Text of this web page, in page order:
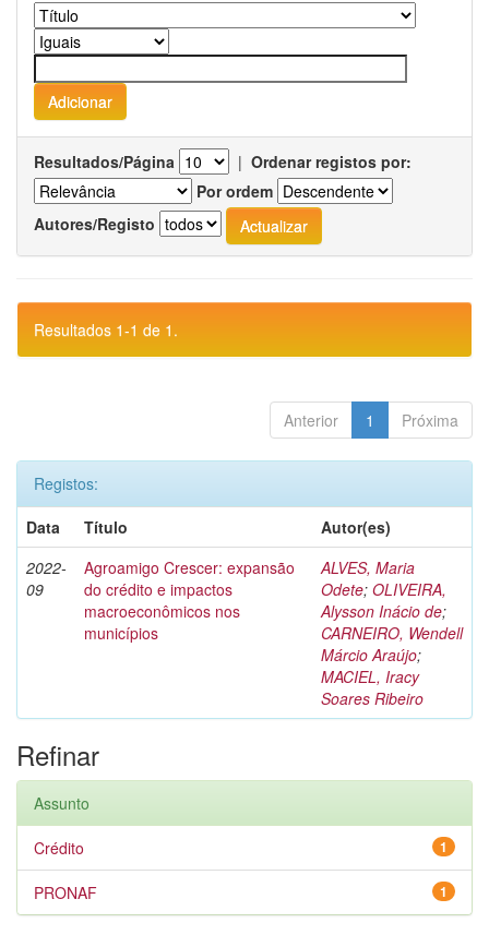
Resultados/Página | Ordenar registos por:
Por ordem
Autores/Registo
Resultados 1-1 de 1.
Anterior 1 Próxima
Registos:
Data
Título
Autor(es)
2022-
09
Agroamigo Crescer: expansão
do crédito e impactos
macroeconômicos nos
municípios
ALVES, Maria
Odete; OLIVEIRA,
Alysson Inácio de;
CARNEIRO, Wendell
Márcio Araújo;
MACIEL, Iracy
Soares Ribeiro
Refinar
Assunto
1
Crédito
1
PRONAF